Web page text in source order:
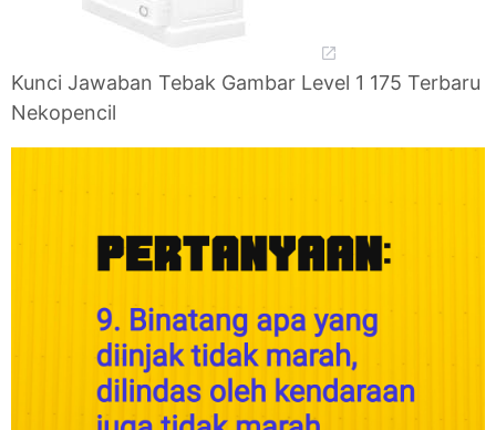
Kunci Jawaban Tebak Gambar Level 1 175 Terbaru
Nekopencil